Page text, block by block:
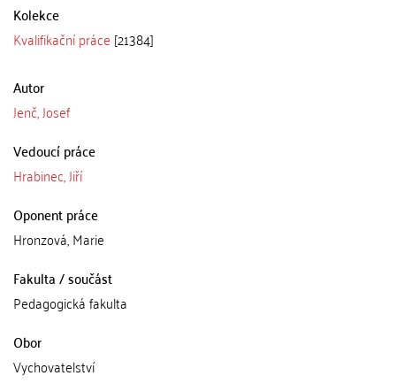
Kolekce
Kvalifikační práce [21384]
Autor
Jenč, Josef
Vedoucí práce
Hrabinec, Jiří
Oponent práce
Hronzová, Marie
Fakulta / součást
Pedagogická fakulta
Obor
Vychovatelství